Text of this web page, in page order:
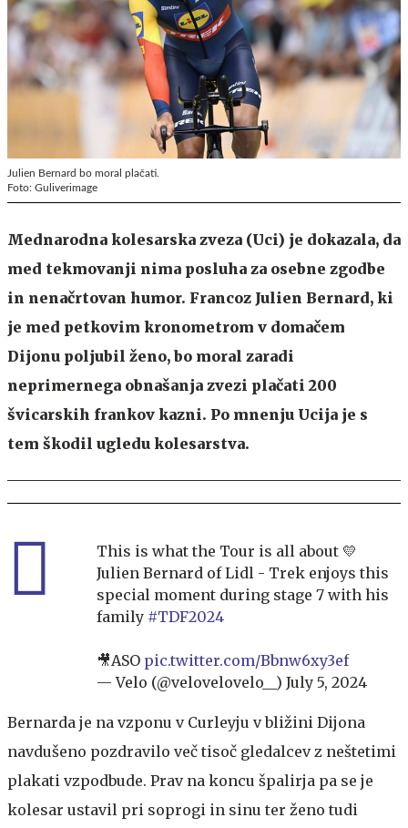
Julien Bernard bo moral plačati.
Foto: Guliverimage
Mednarodna kolesarska zveza (Uci) je dokazala, da
med tekmovanji nima posluha za osebne zgodbe
in nenačrtovan humor. Francoz Julien Bernard, ki
je med petkovim kronometrom v domačem
Dijonu poljubil ženo, bo moral zaradi
neprimernega obnašanja zvezi plačati 200
švicarskih frankov kazni. Po mnenju Ucija je s
tem škodil ugledu kolesarstva.
This is what the Tour is all about 💛
Julien Bernard of Lidl - Trek enjoys this
special moment during stage 7 with his
family #TDF2024
🎥ASO pic.twitter.com/Bbnw6xy3ef
— Velo (@velovelovelo__) July 5, 2024
Bernarda je na vzponu v Curleyju v bližini Dijona
navdušeno pozdravilo več tisoč gledalcev z neštetimi
plakati vzpodbude. Prav na koncu špalirja pa se je
kolesar ustavil pri soprogi in sinu ter ženo tudi